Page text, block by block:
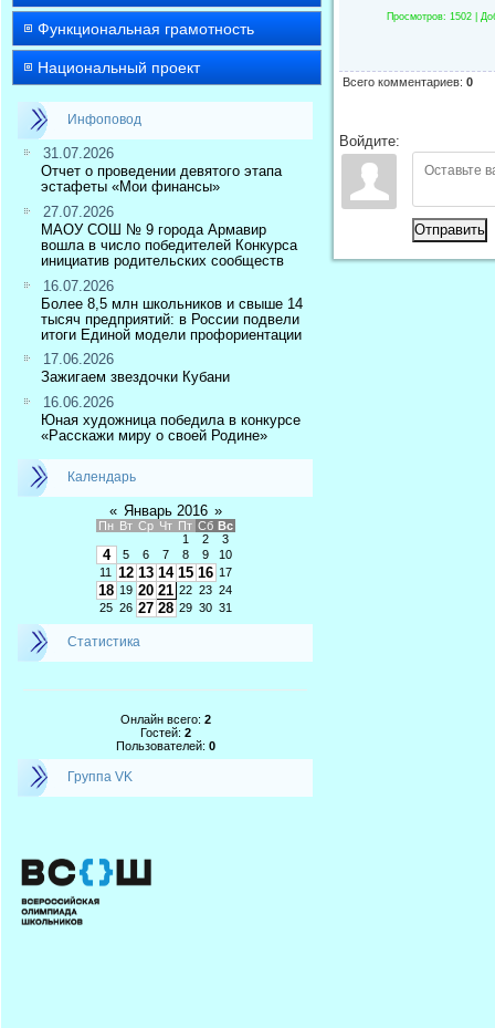
Функциональная грамотность
Национальный проект
Инфоповод
31.07.2026
Отчет о проведении девятого этапа
эстафеты «Мои финансы»
27.07.2026
МАОУ СОШ № 9 города Армавир
вошла в число победителей Конкурса
инициатив родительских сообществ
16.07.2026
Более 8,5 млн школьников и свыше 14
тысяч предприятий: в России подвели
итоги Единой модели профориентации
17.06.2026
Зажигаем звездочки Кубани
16.06.2026
Юная художница победила в конкурсе
«Расскажи миру о своей Родине»
Календарь
« Январь 2016 »
Пн Вт Ср Чт Пт Сб Вс
1
2 3
4 5 6 7 8 9
10
11
12 13 14 15 16 17
18 19 20 21 22 23 24
25 26 27 28 29 30 31
Статистика
Онлайн всего: 2
Гостей: 2
Пользователей: 0
Группа VK
Просмотров: 1502 |
Всего комментариев: 0
Войдите:
Отправить